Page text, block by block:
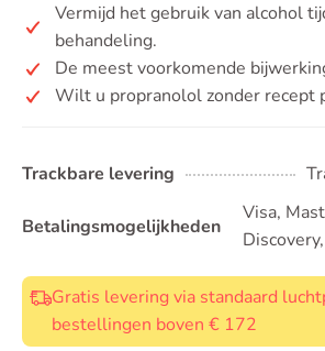
Vermijd het gebruik van alcohol
behandeling.
De meest voorkomende
Wilt u propranolol zonder recept
Trackbare levering
Betalingsmogelijkheden
Visa,
Gratis levering via standaard
bestellingen boven € 172